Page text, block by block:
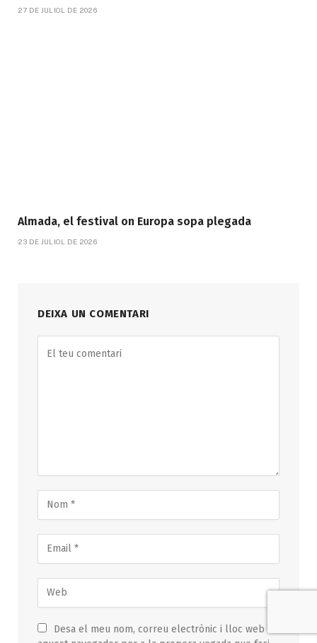
27 DE JULIOL DE 2026
Almada, el festival on Europa sopa plegada
23 DE JULIOL DE 2026
DEIXA UN COMENTARI
Desa el meu nom, correu electrònic i lloc web en